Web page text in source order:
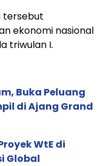
tersebut
ekonomi nasional
triwulan I.
Buka Peluang
di Ajang Grand
WtE di
Global